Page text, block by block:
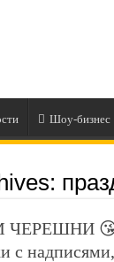
Шоу-бизнес
с